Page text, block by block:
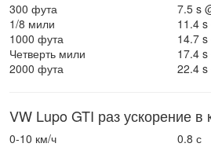
300 фута
7.5 s
1/8 мили
11.4
1000 фута
14.7
Четверть мили
17.4
2000 фута
22.4
VW Lupo GTI раз ускорение в
0-10 км/ч
0.8 с